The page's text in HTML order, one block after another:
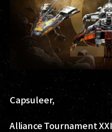
Capsuleer,
Alliance Tournament